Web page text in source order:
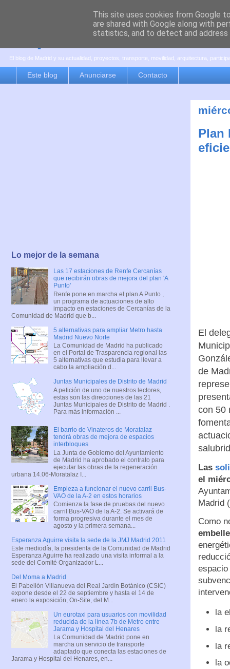
es por madrid
El blog de Madrid y su actualidad, proyectos, transporte, movilidad, arquitectura,
Este blog Anunciarse Contacto
Plan
El
de
con 50
Las
el
Madrid
Como
la
la
la
la
Lo mejor de la semana
Las 17 estaciones de Renfe Cercanías
que recibirán obras de mejora del plan 'A
Punto'
Renfe pone en marcha el plan A Punto ,
un programa de actuaciones de alto
impacto en estaciones de Cercanías de la
Comunidad de Madrid que b...
5 alternativas para ampliar Metro hasta
Madrid Nuevo Norte
La Comunidad de Madrid ha publicado
en el Portal de Trasparencia regional las
5 alternativas que estudia para llevar a
cabo la ampliación d...
Juntas Municipales de Distrito de Madrid
A petición de uno de nuestros lectores,
estas son las direcciones de las 21
Juntas Municipales de Distrito de Madrid .
Para más información ...
El barrio de Vinateros de Moratalaz
tendrá obras de mejora de espacios
interbloques
La Junta de Gobierno del Ayuntamiento
de Madrid ha aprobado el contrato para
ejecutar las obras de la regeneración
urbana 14.06-Moratalaz I...
Empieza a funcionar el nuevo carril Bus-
VAO de la A-2 en estos horarios
Comienza la fase de pruebas del nuevo
carril Bus-VAO de la A-2. Se activará de
forma progresiva durante el mes de
agosto y la primera semana...
Esperanza Aguirre visita la sede de la JMJ Madrid 2011
Este mediodía, la presidenta de la Comunidad de Madrid
Esperanza Aguirre ha realizado una visita informal a la
sede del Comité Organizador L...
Del Moma a Madrid
El Pabellón Villanueva del Real Jardín Botánico (CSIC)
expone desde el 22 de septiembre y hasta el 14 de
enero la exposición, On-Site, del M...
Un eurotaxi para usuarios con movilidad
reducida de la línea 7b de Metro entre
Jarama y Hospital del Henares
La Comunidad de Madrid pone en
marcha un servicio de transporte
adaptado que conecta las estaciones de
Jarama y Hospital del Henares, en...
This site uses cookies from Google
are shared with Google along with
statistics, and to detect and address